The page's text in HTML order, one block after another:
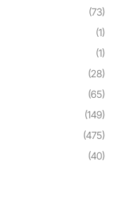
(73)
(1)
(1)
(28)
(65)
(149)
(475)
(40)